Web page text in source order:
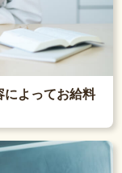
によってお給料